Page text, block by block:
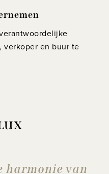
verkoper en buur te
harmonie van